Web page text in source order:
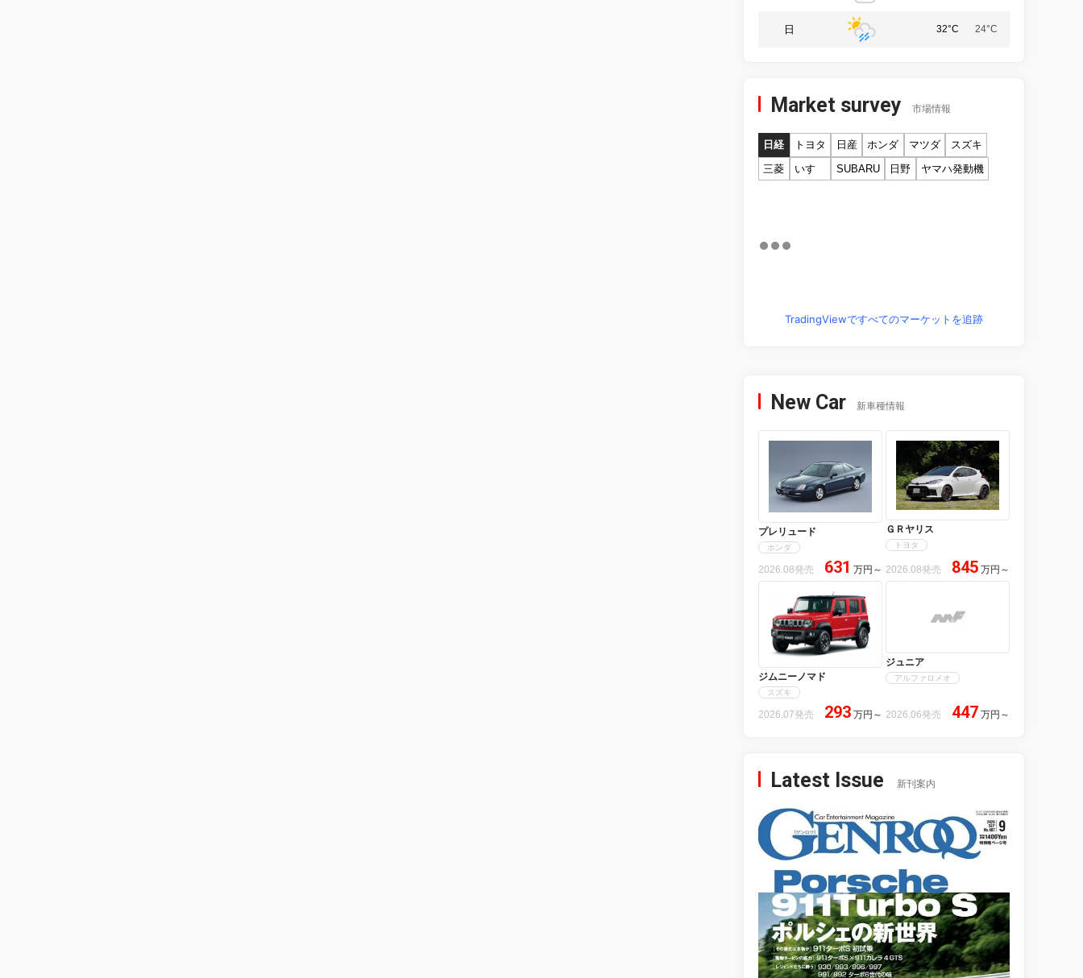
日 32°C 24°C
Market survey 市場情報
日経 トヨタ 日産 ホンダ マツダ
スズキ
三菱
いすゞ SUBARU 日野 ヤマハ発動機
TradingViewですべてのマーケットを追跡
New Car 新車種情報
プレリュード
ホンダ
2026.08発売 631 万円 ～
ＧＲヤリス
トヨタ
2026.08発売 845 万円 ～
ジムニーノマド
スズキ
2026.07発売 293 万円 ～
ジュニア
アルファロメオ
2026.06発売 447 万円 ～
Latest Issue 新刊案内